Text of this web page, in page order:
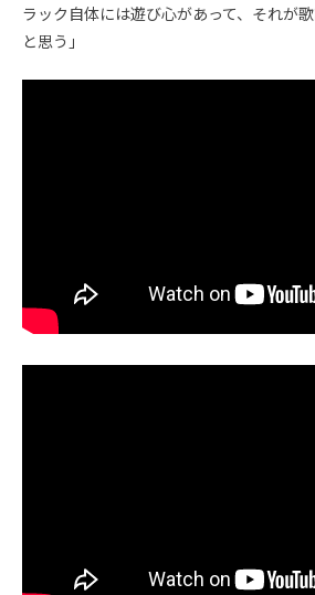
ラック自体には遊び心があって、それが
と思う」